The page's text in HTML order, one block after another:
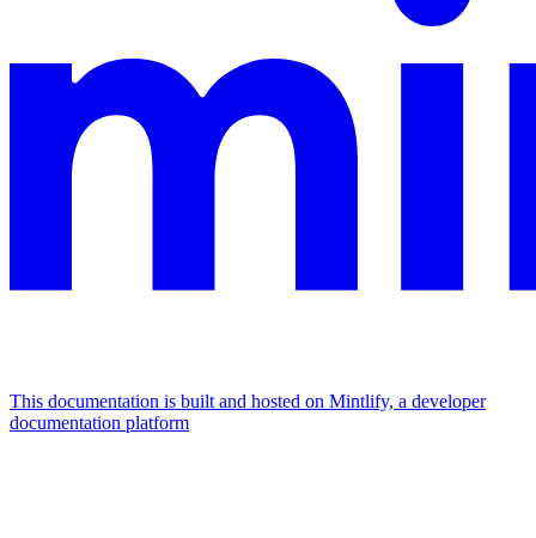
This documentation is built and hosted on Mintlify, a developer
documentation platform